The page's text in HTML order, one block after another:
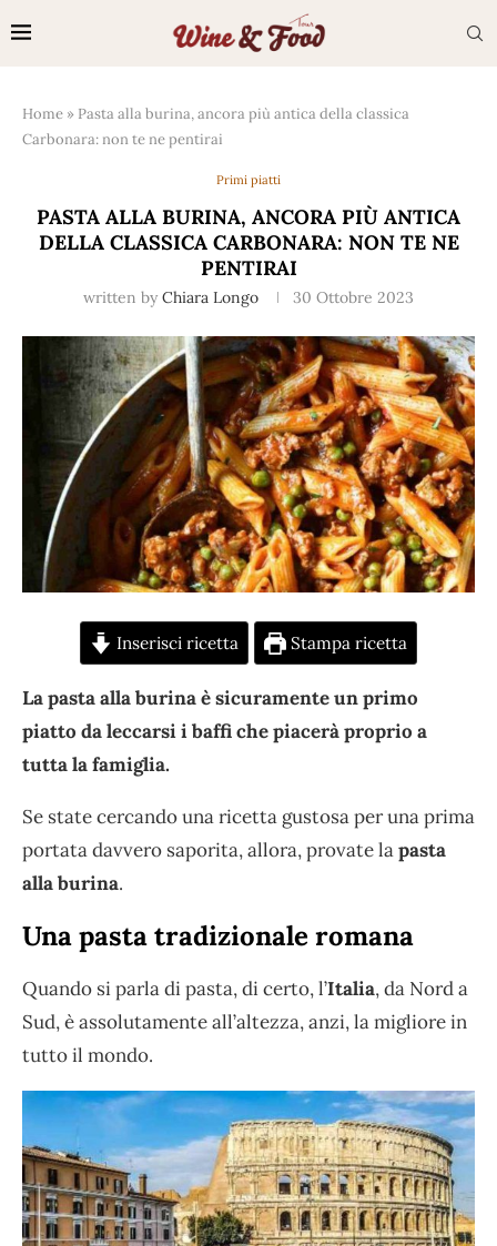
Home » Pasta alla burina, ancora più antica della classica
Carbonara: non te ne pentirai
Primi piatti
PASTA ALLA BURINA, ANCORA PIÙ ANTICA
DELLA CLASSICA CARBONARA: NON TE NE
PENTIRAI
written by Chiara Longo 30 Ottobre 2023
Inserisci ricetta Stampa ricetta
La pasta alla burina è sicuramente un primo
piatto da leccarsi i baffi che piacerà proprio a
tutta la famiglia.
Se state cercando una ricetta gustosa per una prima
portata davvero saporita, allora, provate lapasta
alla burina.
Una pasta tradizionale romana
Quando si parla di pasta, di certo, l’Italia, da Nord a
Sud, è assolutamente all’altezza, anzi, la migliore in
tutto il mondo.